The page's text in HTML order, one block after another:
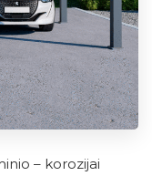
– korozijai